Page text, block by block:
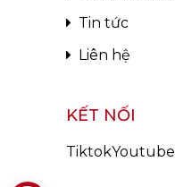
Tin tức
Liên hệ
KẾT NỐI
TiktokYoutube